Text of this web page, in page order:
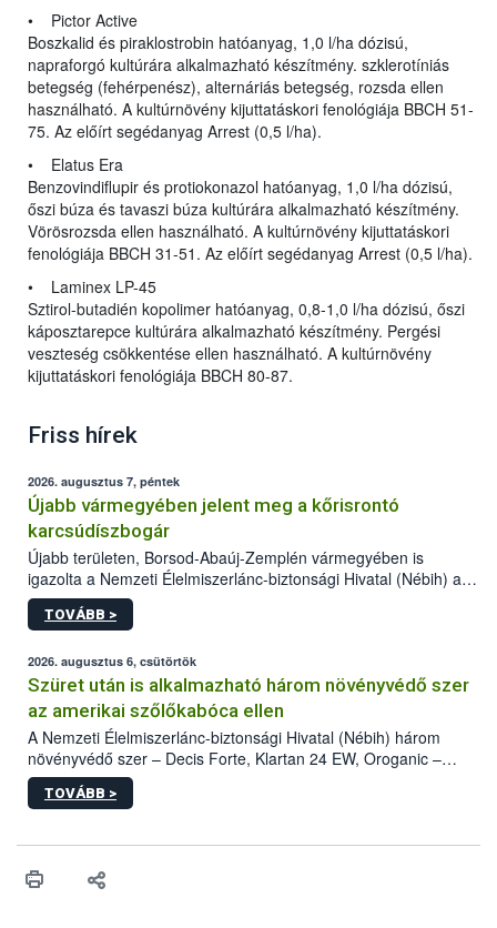
• Pictor Active
Boszkalid és piraklostrobin hatóanyag, 1,0 l/ha dózisú,
napraforgó kultúrára alkalmazható készítmény. szklerotíniás
betegség (fehérpenész), alternáriás betegség, rozsda ellen
használható. A kultúrnövény kijuttatáskori fenológiája BBCH 51-
75. Az előírt segédanyag Arrest (0,5 l/ha).
• Elatus Era
Benzovindiflupir és protiokonazol hatóanyag, 1,0 l/ha dózisú,
őszi búza és tavaszi búza kultúrára alkalmazható készítmény.
Vörösrozsda ellen használható. A kultúrnövény kijuttatáskori
fenológiája BBCH 31-51. Az előírt segédanyag Arrest (0,5 l/ha).
• Laminex LP-45
Sztirol-butadién kopolimer hatóanyag, 0,8-1,0 l/ha dózisú, őszi
káposztarepce kultúrára alkalmazható készítmény. Pergési
veszteség csökkentése ellen használható. A kultúrnövény
kijuttatáskori fenológiája BBCH 80-87.
Friss hírek
2026. augusztus 7, péntek
Újabb vármegyében jelent meg a kőrisrontó
karcsúdíszbogár
Újabb területen, Borsod-Abaúj-Zemplén vármegyében is
igazolta a Nemzeti Élelmiszerlánc-biztonsági Hivatal (Nébih) a
kőrisrontó karcsúdíszbogár (Agrilus planipennis) jelenlétét. A
kártevőt nem csak színcsapdában találták meg, de már fertőzött
az intenzív felderítést, emellett az intézkedéseket a szlovák
hatósággal is összehangolják a terjedés megállítása érdekében.
TOVÁBB >
2026. augusztus 6, csütörtök
Szüret után is alkalmazható három növényvédő szer
az amerikai szőlőkabóca ellen
A Nemzeti Élelmiszerlánc-biztonsági Hivatal (Nébih) három
növényvédő szer – Decis Forte, Klartan 24 EW, Oroganic –
engedélyokiratát módosította, így azok a szüretet követően,
egészen a vesszőérettség (BBCH 91) stádiumáig
érésű szőlőkben is legyen lehetőség a károsító elleni további
felhasználók számára is elérhető és ökológiai termesztésben is
TOVÁBB >